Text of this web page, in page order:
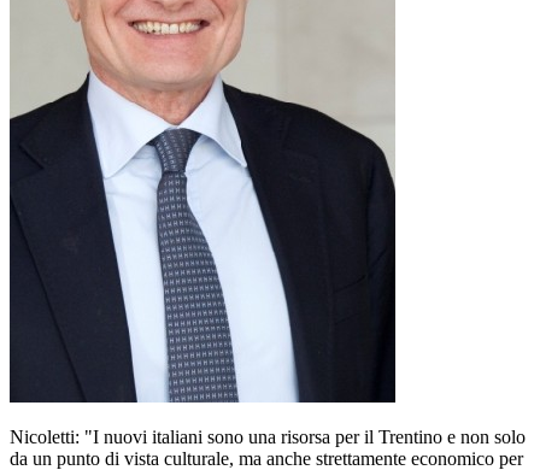
Nicoletti: "I nuovi italiani sono una risorsa per il Trentino e non solo
da un punto di vista culturale, ma anche strettamente economico per